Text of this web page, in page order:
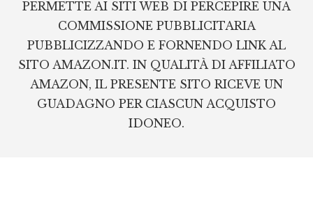
PERMETTE AI SITI WEB DI PERCEPIRE UNA
COMMISSIONE PUBBLICITARIA
PUBBLICIZZANDO E FORNENDO LINK AL
SITO AMAZON.IT. IN QUALITÀ DI AFFILIATO
AMAZON, IL PRESENTE SITO RICEVE UN
GUADAGNO PER CIASCUN ACQUISTO
IDONEO.